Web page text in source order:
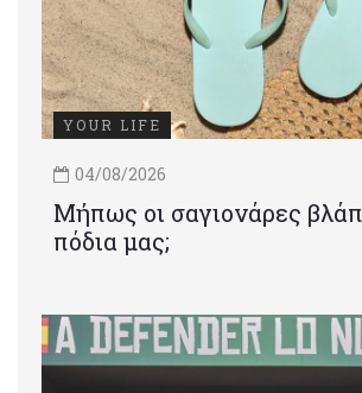
YOUR LIFE
04/08/2026
Μήπως οι σαγιονάρες
πόδια μας;